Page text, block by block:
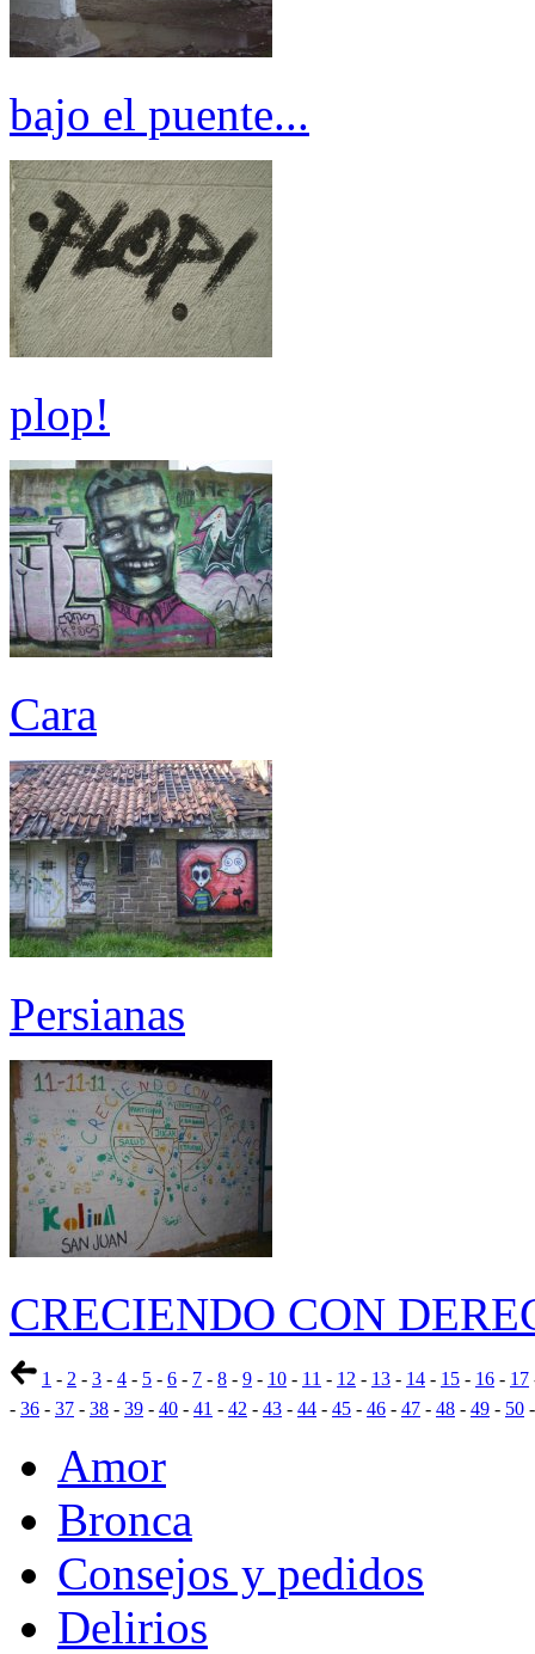
bajo el puente...
plop!
Cara
Persianas
CRECIENDO CON
1 - 2 - 3 - 4 - 5 - 6 - 7 - 8 - 9 - 10 - 11 - 12 - 13 - 14 - 15 - 16 - 17
- 36 - 37 - 38 - 39 - 40 - 41 - 42 - 43 - 44 - 45 - 46 - 47 - 48 - 49 - 50
Amor
Bronca
Consejos y pedidos
Delirios